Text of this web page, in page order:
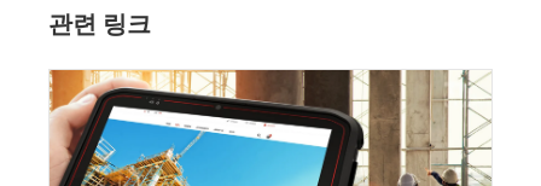
관련 링크